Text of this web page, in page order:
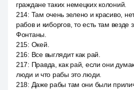
граждане таких немецких колоний.
214: Там очень зелено и красиво,
рабов и киборгов, то есть там везде
Фонтаны.
215: Окей.
216: Все выглядит как рай.
217: Правда, как рай, если они
люди и что рабы это люди.
218: Даже рабы там они были